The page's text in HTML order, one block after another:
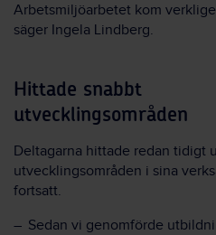
Arbetsmiljöarbetet kom
säger Ingela Lindberg.
Hittade snabbt
utvecklingsområden
Deltagarna hittade redan tidigt
utvecklingsområden i sina
fortsatt.
– Sedan vi genomförde